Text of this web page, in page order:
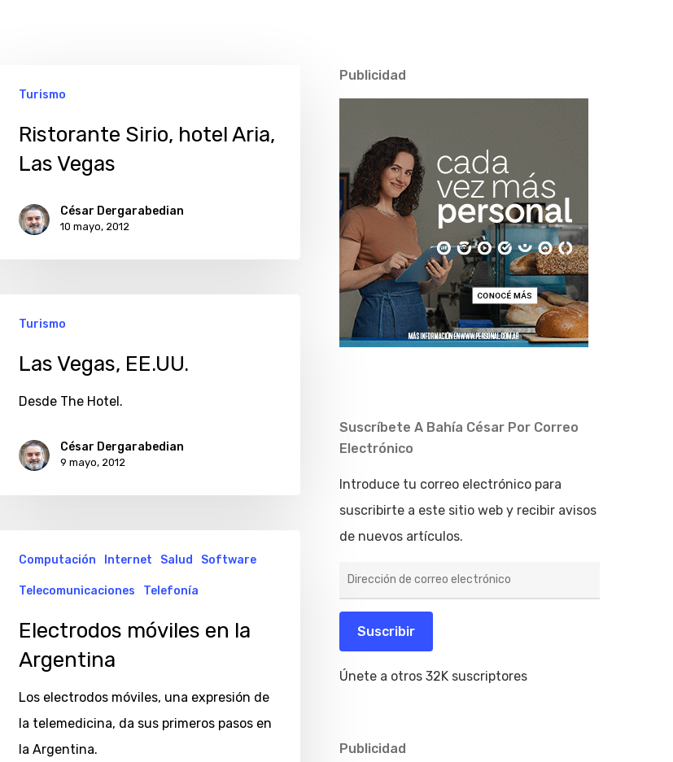
Sirio,
hotel
Aria,
Vegas
Turismo
Ristorante Sirio, hotel Aria,
Las Vegas
César Dergarabedian
10 mayo, 2012
Vegas,
EE.UU.
Turismo
Las Vegas, EE.UU.
Desde The Hotel.
César Dergarabedian
9 mayo, 2012
móviles
Computación Internet Salud Software
Telecomunicaciones Telefonía
Electrodos móviles en la
Argentina
Los electrodos móviles, una expresión de
la telemedicina, da sus primeros pasos en
la Argentina.
Publicidad
Suscríbete A Bahía César Por Correo
Electrónico
Introduce tu correo electrónico para
suscribirte a este sitio web y recibir avisos
de nuevos artículos.
de
electrónico
Suscribir
Únete a otros 32K suscriptores
Publicidad